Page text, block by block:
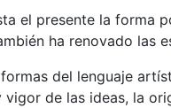
el presente la forma
ha renovado las
del lenguaje
de las ideas, la